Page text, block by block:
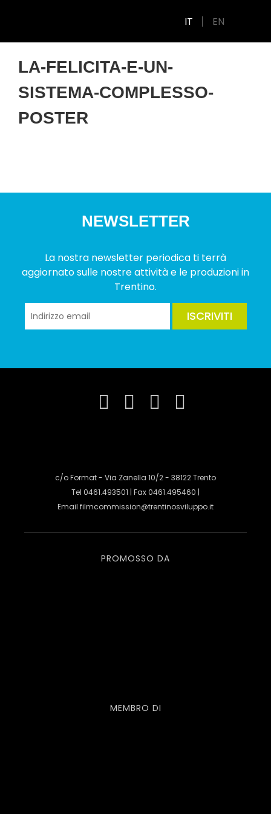
IT EN
LA-FELICITA-E-UN-
SISTEMA-COMPLESSO-
POSTER
NEWSLETTER
La nostra newsletter periodica ti terrà
aggiornato sulle nostre attività e le produzioni in
Trentino.
ISCRIVITI
c/o Format - Via Zanella 10/2 - 38122 Trento
Tel 0461.493501 | Fax 0461.495460 |
Email filmcommission@trentinosviluppo.it
PROMOSSO DA
MEMBRO DI